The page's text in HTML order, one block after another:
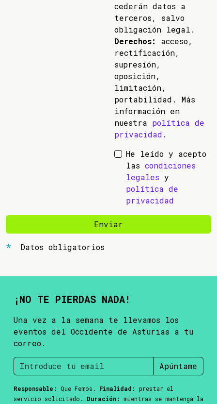
cederán datos a
terceros, salvo
obligación legal.
Derechos:
acceso,
rectificación,
supresión,
oposición,
limitación,
portabilidad. Más
información en
nuestra política de
privacidad .
He leído y acepto
las condiciones
legales y
política de
privacidad
Enviar
Datos obligatorios
¡NO TE PIERDAS NADA!
Una vez a la semana te llevamos los
eventos del Occidente de Asturias a tu
correo.
Apúntame
Responsable: Que Femos. Finalidad:
prestar el
servicio solicitado. Duración:
mientras se mantenga la